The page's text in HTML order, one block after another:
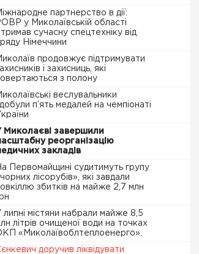
партнерство в дії:
у Миколаївській області
сучасну спецтехніку від
Німеччини
продовжує підтримувати
і захисниць, які
з полону
веслувальники
п’ять медалей на чемпіонаті
Миколаєві завершили
реорганізацію
закладів
Первомайщині судитимуть групу
лісорубів», які завдали
збитків на майже 2,7 млн
липні містяни набрали майже 8,5
літрів очищеної води на точках
«Миколаївоблтеплоенерго».
доручив ліквідувати